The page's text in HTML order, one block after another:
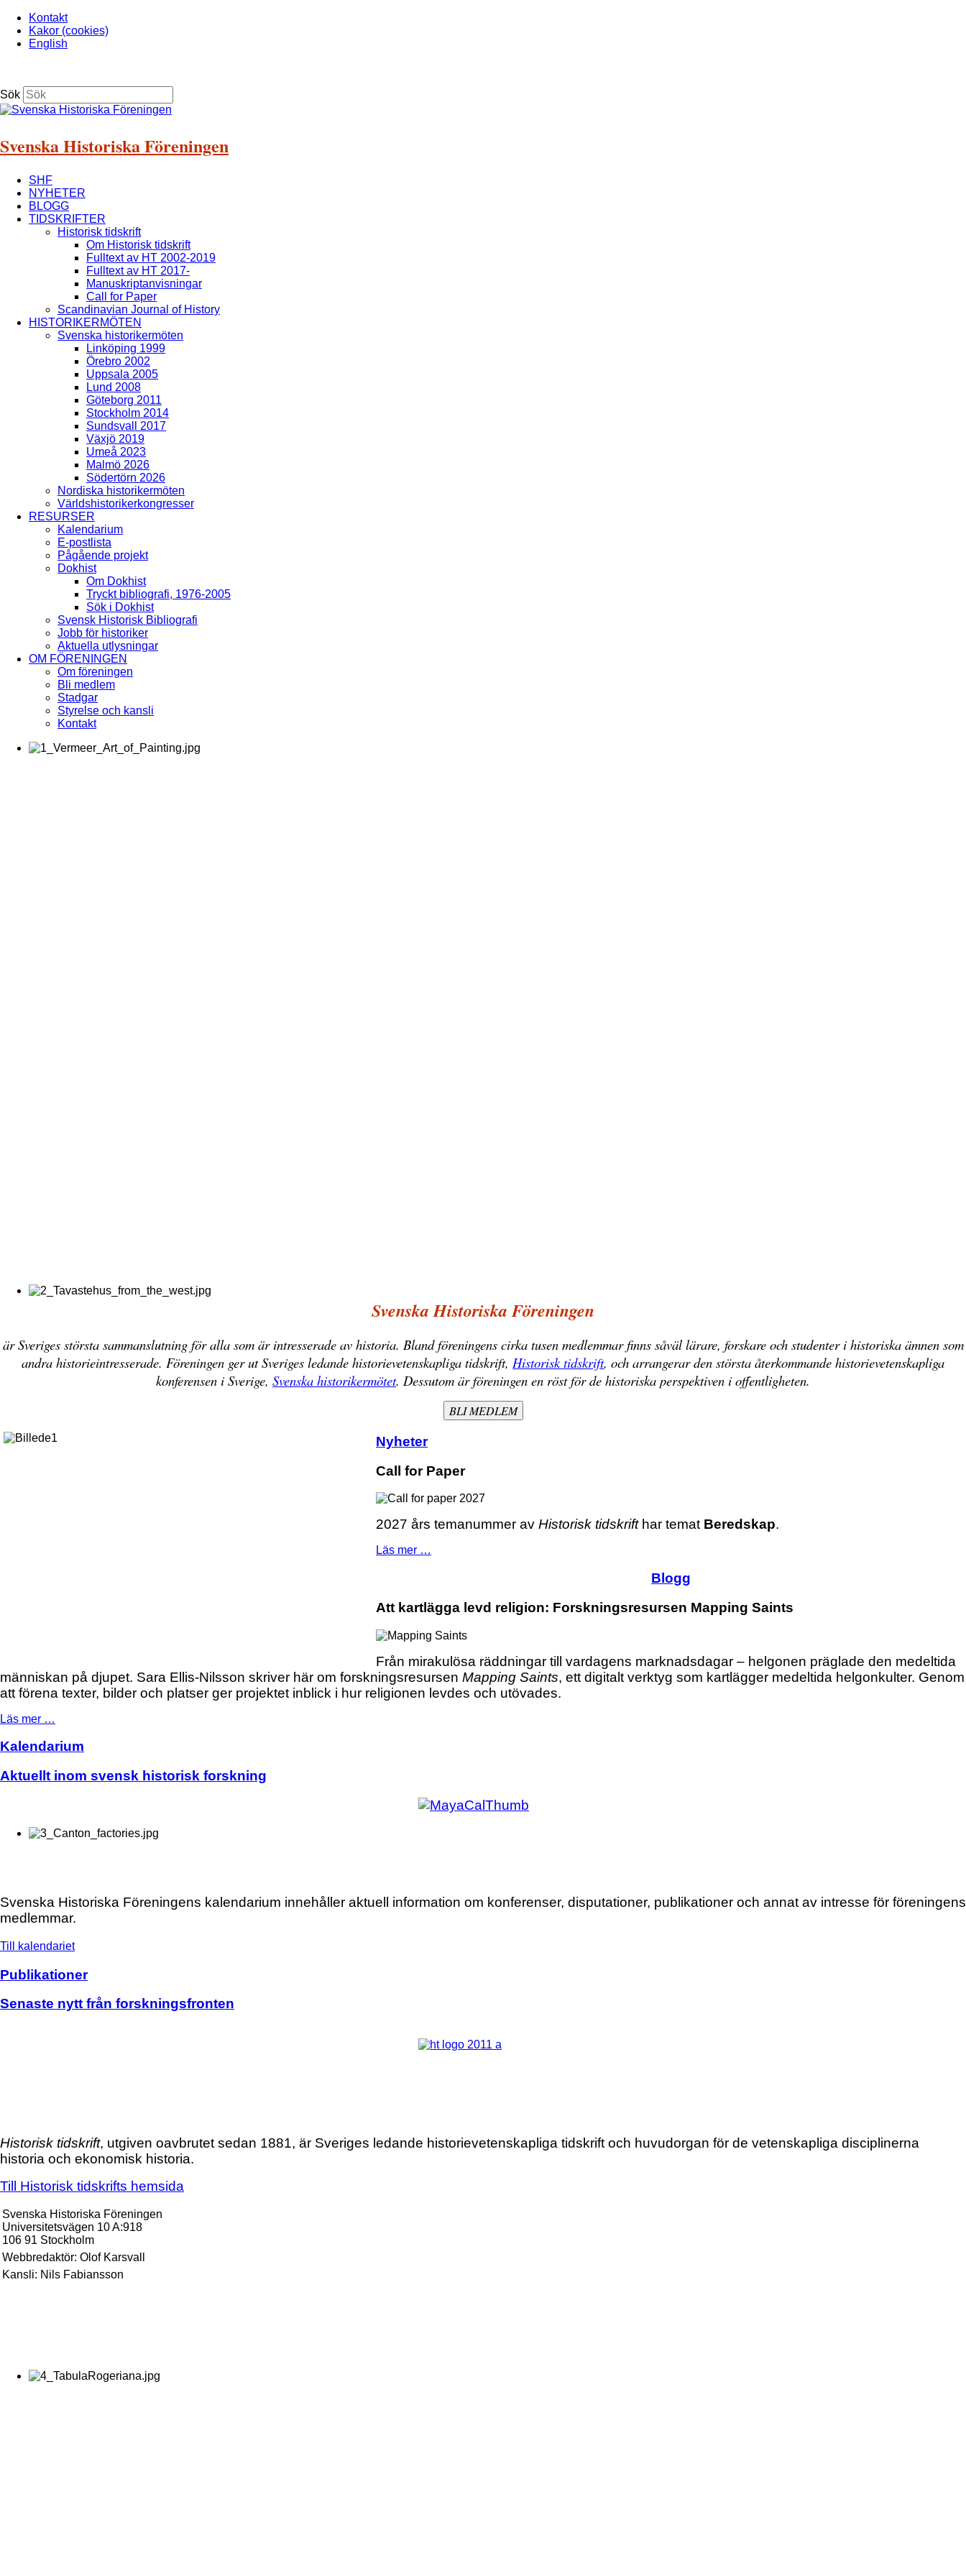
Kontakt
Kakor (cookies)
English
Sök
Svenska Historiska Föreningen
SHF
NYHETER
BLOGG
TIDSKRIFTER
Historisk tidskrift
Om Historisk tidskrift
Fulltext av HT 2002-2019
Fulltext av HT 2017-
Manuskriptanvisningar
Call for Paper
Scandinavian Journal of History
HISTORIKERMÖTEN
Svenska historikermöten
Linköping 1999
Örebro 2002
Uppsala 2005
Lund 2008
Göteborg 2011
Stockholm 2014
Sundsvall 2017
Växjö 2019
Umeå 2023
Malmö 2026
Södertörn 2026
Nordiska historikermöten
Världshistorikerkongresser
RESURSER
Kalendarium
E-postlista
Pågående projekt
Dokhist
Om Dokhist
Tryckt bibliografi, 1976-2005
Sök i Dokhist
Svensk Historisk Bibliografi
Jobb för historiker
Aktuella utlysningar
OM FÖRENINGEN
Om föreningen
Bli medlem
Stadgar
Styrelse och kansli
Kontakt
Svenska Historiska Föreningen
är Sveriges största sammanslutning för alla som är intresserade av historia. Bland föreningens cirka tusen medlemmar finns såväl lärare, forskare och studenter i historiska ämnen som
andra historieintresserade. Föreningen ger ut Sveriges ledande historievetenskapliga tidskrift, Historisk tidskrift, och arrangerar den största återkommande historievetenskapliga
konferensen i Sverige, Svenska historikermötet. Dessutom är föreningen en röst för de historiska perspektiven i offentligheten.
BLI MEDLEM
Nyheter
Call for Paper
2027 års temanummer av Historisk tidskrifthar temat Beredskap.
Läs mer …
Blogg
Att kartlägga levd religion: Forskningsresursen Mapping Saints
Från mirakulösa räddningar till vardagens marknadsdagar – helgonen präglade den medeltida
människan på djupet. Sara Ellis-Nilsson skriver här om forskningsresursen Mapping Saints, ett digitalt verktyg som kartlägger medeltida helgonkulter. Genom
att förena texter, bilder och platser ger projektet inblick i hur religionen levdes och utövades.
Läs mer …
Kalendarium
Aktuellt inom svensk historisk forskning
Svenska Historiska Föreningens kalendarium innehåller aktuell information om konferenser, disputationer, publikationer och annat av intresse för föreningens
medlemmar.
Till kalendariet
Publikationer
Senaste nytt från forskningsfronten
Historisk tidskrift, utgiven oavbrutet sedan 1881, är Sveriges ledande historievetenskapliga tidskrift och huvudorgan för de vetenskapliga disciplinerna
historia och ekonomisk historia.
Till Historisk tidskrifts hemsida
Svenska Historiska Föreningen
Universitetsvägen 10 A:918
106 91 Stockholm
Webbredaktör: Olof Karsvall
Kansli: Nils Fabiansson